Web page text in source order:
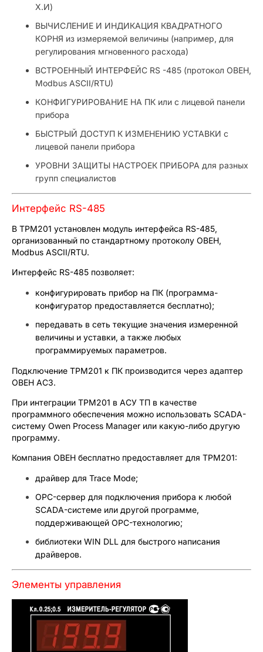
Х.И)
ВЫЧИСЛЕНИЕ И ИНДИКАЦИЯ КВАДРАТНОГО
КОРНЯ из измеряемой величины (например, для
регулирования мгновенного расхода)
ВСТРОЕННЫЙ ИНТЕРФЕЙС RS -485 (протокол ОВЕН,
Modbus ASCII/RTU)
КОНФИГУРИРОВАНИЕ НА ПК или с лицевой панели
прибора
БЫСТРЫЙ ДОСТУП К ИЗМЕНЕНИЮ УСТАВКИ с
лицевой панели прибора
УРОВНИ ЗАЩИТЫ НАСТРОЕК ПРИБОРА для разных
групп специалистов
Интерфейс RS-485
В ТРМ201 установлен модуль интерфейса RS-485,
организованный по стандартному протоколу ОВЕН,
Modbus ASCII/RTU.
Интерфейс RS-485 позволяет:
конфигурировать прибор на ПК (программа-
конфигуратор предоставляется бесплатно);
передавать в сеть текущие значения измеренной
величины и уставки, а также любых
программируемых параметров.
Подключение ТРМ201 к ПК производится через адаптер
ОВЕН АС3.
При интеграции ТРМ201 в АСУ ТП в качестве
программного обеспечения можно использовать SCADA-
систему Owen Process Manager или какую-либо другую
программу.
Компания ОВЕН бесплатно предоставляет для ТРМ201:
драйвер для Trace Mode;
OPC-сервер для подключения прибора к любой
SCADA-системе или другой программе,
поддерживающей OPC-технологию;
библиотеки WIN DLL для быстрого написания
драйверов.
Элементы управления